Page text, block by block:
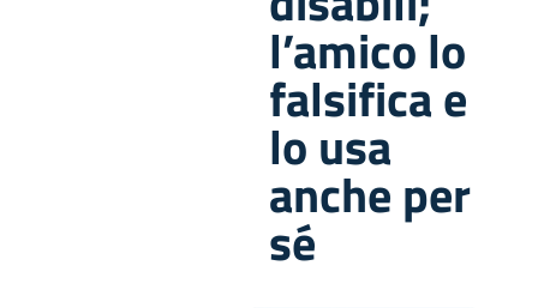
l’amico lo
falsifica e
lo usa
anche per
sé